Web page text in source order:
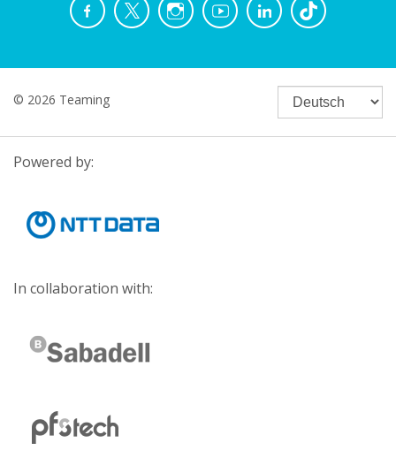
© 2026 Teaming
Powered by:
In collaboration with: